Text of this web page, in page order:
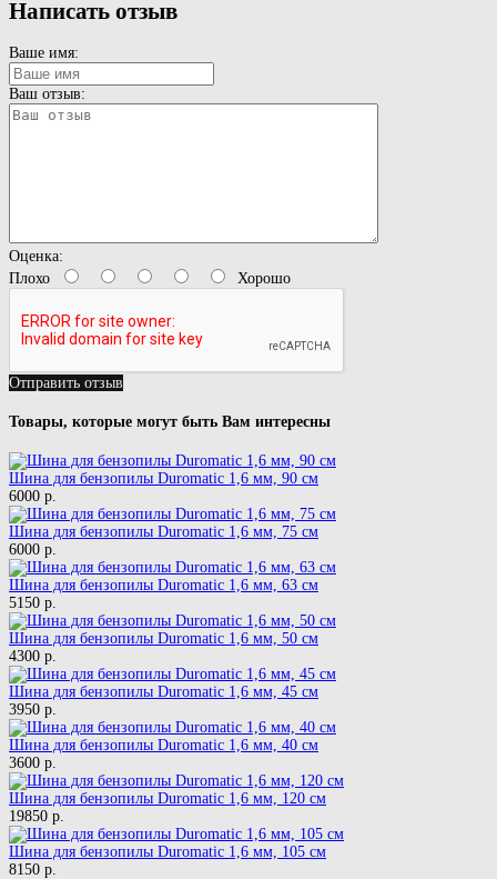
Написать отзыв
Ваше имя:
Ваш отзыв:
Оценка:
Плохо
Хорошо
Отправить отзыв
Товары, которые могут быть Вам интересны
Шина для бензопилы Duromatic 1,6 мм, 90 см
6000 р.
Шина для бензопилы Duromatic 1,6 мм, 75 см
6000 р.
Шина для бензопилы Duromatic 1,6 мм, 63 см
5150 р.
Шина для бензопилы Duromatic 1,6 мм, 50 см
4300 р.
Шина для бензопилы Duromatic 1,6 мм, 45 см
3950 р.
Шина для бензопилы Duromatic 1,6 мм, 40 см
3600 р.
Шина для бензопилы Duromatic 1,6 мм, 120 см
19850 р.
Шина для бензопилы Duromatic 1,6 мм, 105 см
8150 р.